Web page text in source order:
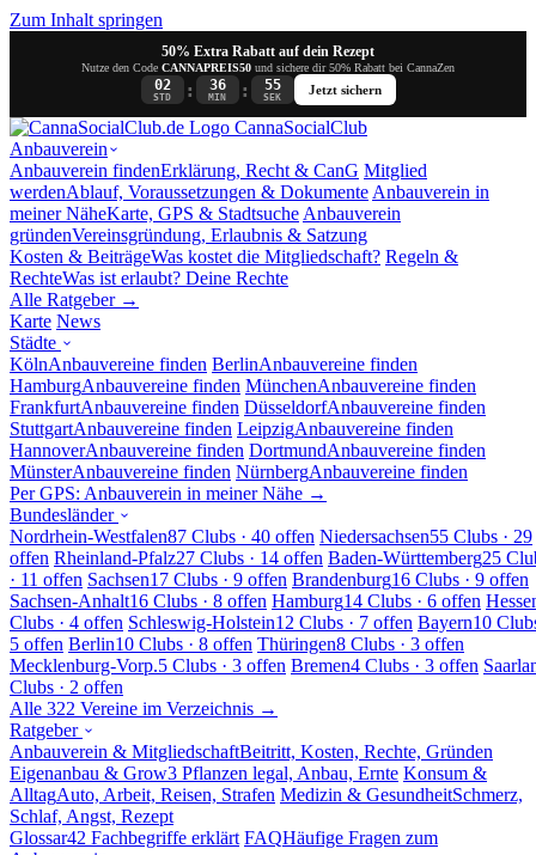
Zum Inhalt springen
50% Extra Rabatt auf dein Rezept
Nutze den Code CANNAPREIS50 und sichere dir 50% Rabatt bei CannaZen
02
STD : 36
MIN : 55
SEK
Jetzt sichern
CannaSocialClub
Anbauverein
Anbauverein findenErklärung, Recht & CanG Mitglied
werdenAblauf, Voraussetzungen & Dokumente Anbauverein in
meiner NäheKarte, GPS & Stadtsuche Anbauverein
gründenVereinsgründung, Erlaubnis & Satzung
Kosten & BeiträgeWas kostet die Mitgliedschaft? Regeln &
RechteWas ist erlaubt? Deine Rechte
Alle Ratgeber →
Karte News
Städte
KölnAnbauvereine finden BerlinAnbauvereine finden
HamburgAnbauvereine finden MünchenAnbauvereine finden
FrankfurtAnbauvereine finden DüsseldorfAnbauvereine finden
StuttgartAnbauvereine finden LeipzigAnbauvereine finden
HannoverAnbauvereine finden DortmundAnbauvereine finden
MünsterAnbauvereine finden NürnbergAnbauvereine finden
Per GPS: Anbauverein in meiner Nähe →
Bundesländer
Nordrhein-Westfalen87 Clubs · 40 offen Niedersachsen55 Clubs · 29
offen Rheinland-Pfalz27 Clubs · 14 offen Baden-Württemberg25
· 11 offen Sachsen17 Clubs · 9 offen Brandenburg16 Clubs · 9 offen
Sachsen-Anhalt16 Clubs · 8 offen Hamburg14 Clubs · 6 offen
Clubs · 4 offen Schleswig-Holstein12 Clubs · 7 offen Bayern10
5 offen Berlin10 Clubs · 8 offen Thüringen8 Clubs · 3 offen
Mecklenburg-Vorp.5 Clubs · 3 offen Bremen4 Clubs · 3 offen
Clubs · 2 offen
Alle 322 Vereine im Verzeichnis →
Ratgeber
Anbauverein & MitgliedschaftBeitritt, Kosten, Rechte, Gründen
Eigenanbau & Grow3 Pflanzen legal, Anbau, Ernte Konsum &
AlltagAuto, Arbeit, Reisen, Strafen Medizin & GesundheitSchmerz,
Schlaf, Angst, Rezept
Glossar42 Fachbegriffe erklärt FAQHäufige Fragen zum